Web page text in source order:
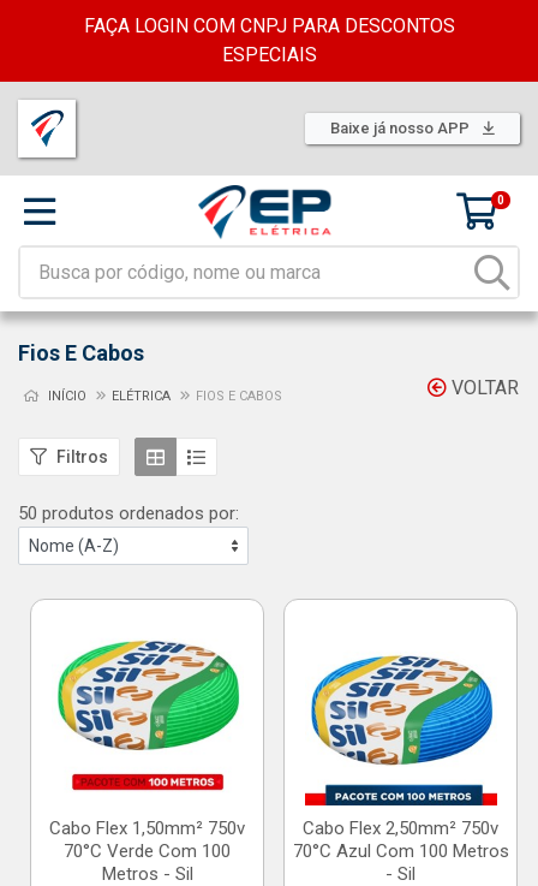
FAÇA LOGIN COM CNPJ PARA DESCONTOS
ESPECIAIS
Baixe já nosso APP
0
Fios E Cabos
VOLTAR
INÍCIO ELÉTRICA FIOS E CABOS
Filtros
50 produtos ordenados por:
Cabo Flex 1,50mm² 750v
70°C Verde Com 100
Metros - Sil
Cabo Flex 2,50mm² 750v
70°C Azul Com 100 Metros
- Sil